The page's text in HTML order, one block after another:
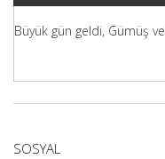
Büyük gün geldi, Gümüş
SOSYAL